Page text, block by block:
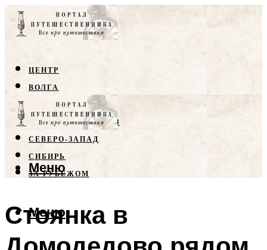
ЦЕНТР
ВОЛГА
КРЫМ
СЕВЕРНЫЙ КАВКАЗ
СЕВЕРО-ЗАПАД
СИБИРЬ
ЗА РУБЕЖОМ
Меню
Меню
Стоянка в